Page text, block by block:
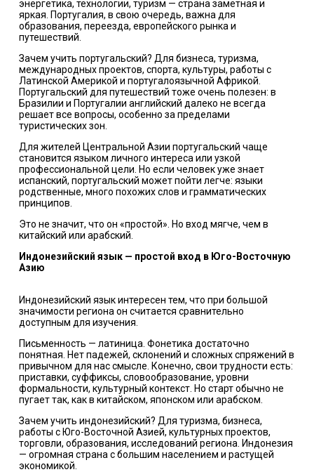
энергетика, технологии, туризм — страна заметная и
яркая. Португалия, в свою очередь, важна для
образования, переезда, европейского рынка и
путешествий.
Зачем учить португальский? Для бизнеса, туризма,
международных проектов, спорта, культуры, работы с
Латинской Америкой и португалоязычной Африкой.
Португальский для путешествий тоже очень полезен: в
Бразилии и Португалии английский далеко не всегда
решает все вопросы, особенно за пределами
туристических зон.
Для жителей Центральной Азии португальский чаще
становится языком личного интереса или узкой
профессиональной цели. Но если человек уже знает
испанский, португальский может пойти легче: языки
родственные, много похожих слов и грамматических
принципов.
Это не значит, что он «простой». Но вход мягче, чем в
китайский или арабский.
Индонезийский язык — простой вход в Юго-Восточную
Азию
Индонезийский язык интересен тем, что при большой
значимости региона он считается сравнительно
доступным для изучения.
Письменность — латиница. Фонетика достаточно
понятная. Нет падежей, склонений и сложных спряжений в
привычном для нас смысле. Конечно, свои трудности есть:
приставки, суффиксы, словообразование, уровни
формальности, культурный контекст. Но старт обычно не
пугает так, как в китайском, японском или арабском.
Зачем учить индонезийский? Для туризма, бизнеса,
работы с Юго-Восточной Азией, культурных проектов,
торговли, образования, исследований региона. Индонезия
— огромная страна с большим населением и растущей
экономикой.